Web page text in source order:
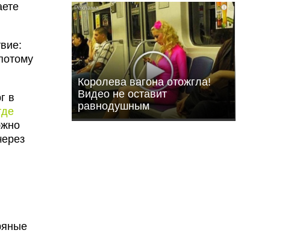
в
i
Королева вагона отожгла!
Видео не оставит
равнодушным